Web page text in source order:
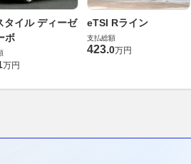
タイル ディーゼ
ボ
万円
eTSI Rライン
支払総額
423.0万円